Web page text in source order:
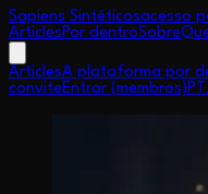
Sapiens Sintéticosacesso
ArticlesPor dentroSobre
ArticlesA plataforma por
conviteEntrar (membros)PT